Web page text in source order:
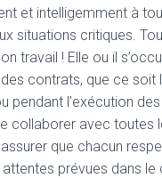
et intelligemment à
situations critiques.
travail ! Elle ou il
contrats, que ce soit
pendant l’exécution
collaborer avec toutes
que chacun
prévues dans le